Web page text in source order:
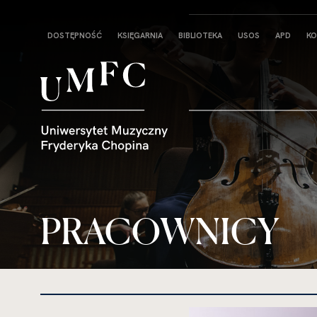
Strona
DOSTĘPNOŚĆ KSIĘGARNIA BIBLIOTEKA USOS APD
PRACOWNICY